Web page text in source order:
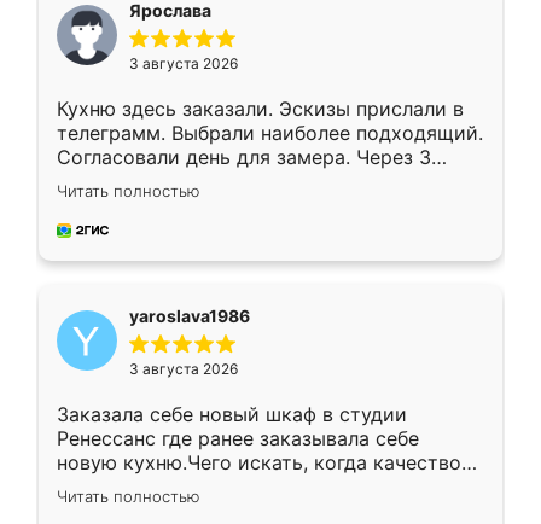
Ярослава
3 августа 2026
Кухню здесь заказали. Эскизы прислали в
телеграмм. Выбрали наиболее подходящий.
Согласовали день для замера. Через 3
недели кухня была уже готова. Остались
довольны работой. Спасибо Ренессанс
мебель за качественную работу!
Читать полностью
yaroslava1986
3 августа 2026
Заказала себе новый шкаф в студии
Ренессанс где ранее заказывала себе
новую кухню.Чего искать, когда качеством
вполне довольна. Служит кухня уже почти
два года, нареканий нет.
Читать полностью